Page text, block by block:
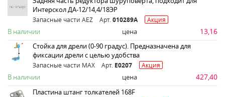
Интерскол ДА-12/14,4/18ЭР
Запасные части AEZ Арт. 010289A Акция
В наличии цена 13,16
Стойка для дрели (0-90 градус). Предназначена для
фиксации дрели с целью удобства
Запасные части MAX Арт. E0207 Акция
В наличии цена 427,40
Пластина штанг толкателей 168F